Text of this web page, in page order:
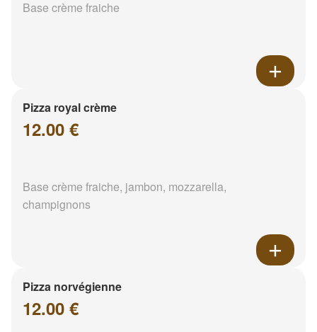
Base crème fraiche
Pizza royal crème
12.00 €
Base crème fraiche, jambon, mozzarella,
champignons
Pizza norvégienne
12.00 €